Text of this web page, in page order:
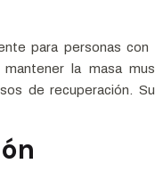
para personas con
mantener la masa
de recuperación.